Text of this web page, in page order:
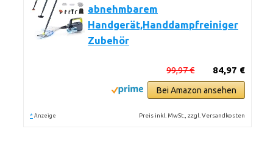
abnehmbarem
Handgerät,Handdampfreiniger
Zubehör
84,97 €
99,97 €
Bei Amazon ansehen
* Anzeige Preis inkl. MwSt., zzgl. Versandkosten